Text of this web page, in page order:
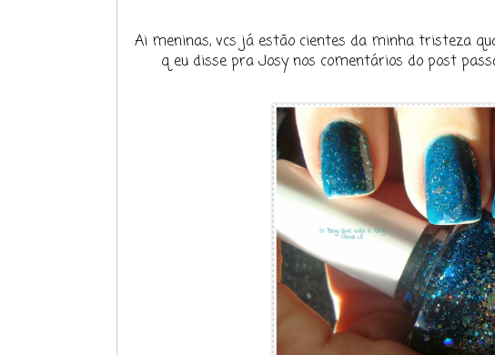
Ai meninas, vcs já estão cientes da minha tristeza
q eu disse pra Josy nos comentários do post